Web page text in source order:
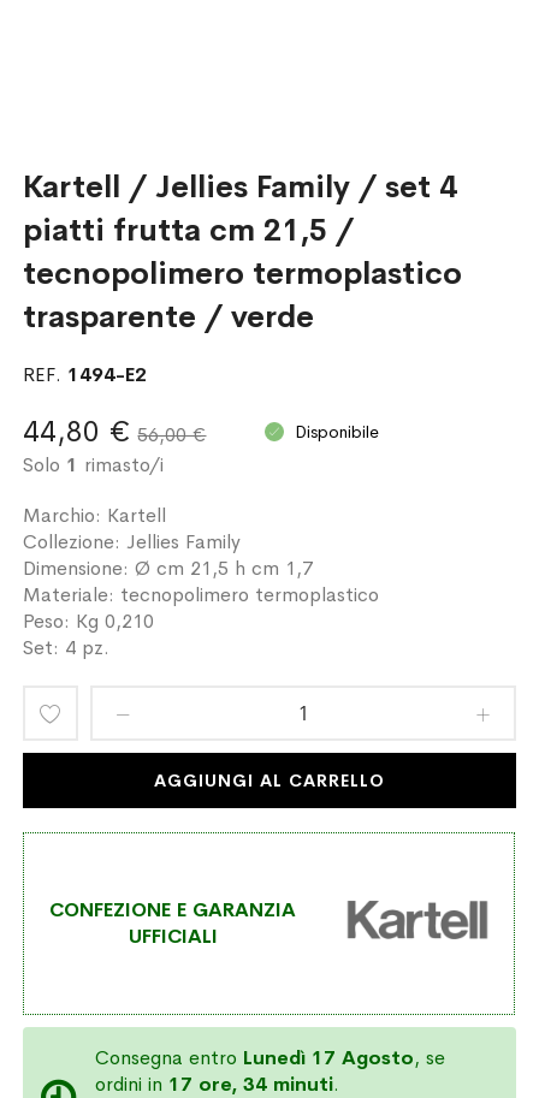
Kartell / Jellies Family / set 4
piatti frutta cm 21,5 /
tecnopolimero termoplastico
trasparente / verde
REF. 1494-E2
Solo 1 rimasto/i
44,80 € 56,00 € Disponibile
Marchio: Kartell
Collezione: Jellies Family
Dimensione: Ø cm 21,5 h cm 1,7
Materiale: tecnopolimero termoplastico
Peso: Kg 0,210
Set: 4 pz.
Aggiungi
lista
AGGIUNGI AL CARRELLO
CONFEZIONE E GARANZIA
UFFICIALI
Consegna entro Lunedì 17 Agosto, se
ordini in 17 ore, 34 minuti.